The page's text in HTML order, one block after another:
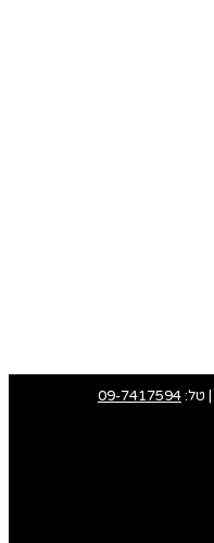
| טל:09-7417594